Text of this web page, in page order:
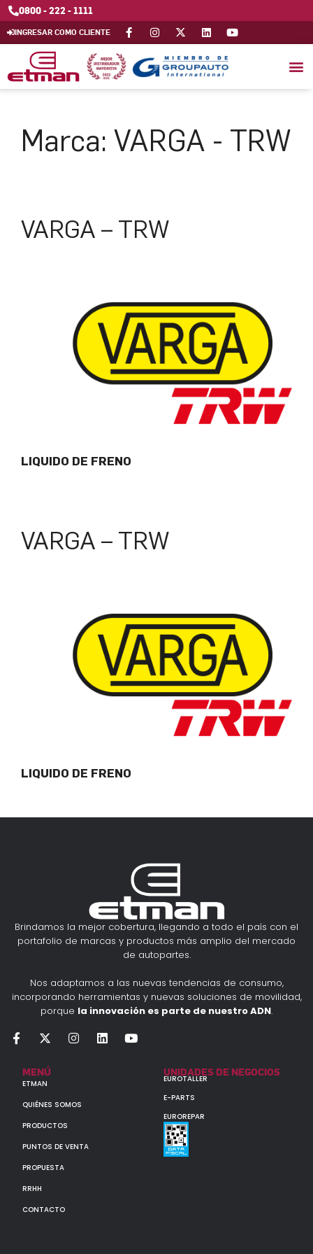
0800 - 222 - 1111
INGRESAR COMO CLIENTE
Marca: VARGA - TRW
VARGA – TRW
LIQUIDO DE FRENO
VARGA – TRW
LIQUIDO DE FRENO
Brindamos la mejor cobertura, llegando a todo el país con el
portafolio de marcas y productos más amplio del mercado
de autopartes.
Nos adaptamos a las nuevas tendencias de consumo,
incorporando herramientas y nuevas soluciones de movilidad,
porque la innovación es parte de nuestro ADN.
MENÚ
ETMAN
QUIÉNES SOMOS
PRODUCTOS
PUNTOS DE VENTA
PROPUESTA
RRHH
CONTACTO
UNIDADES DE NEGOCIOS
EUROTALLER
E-PARTS
EUROREPAR